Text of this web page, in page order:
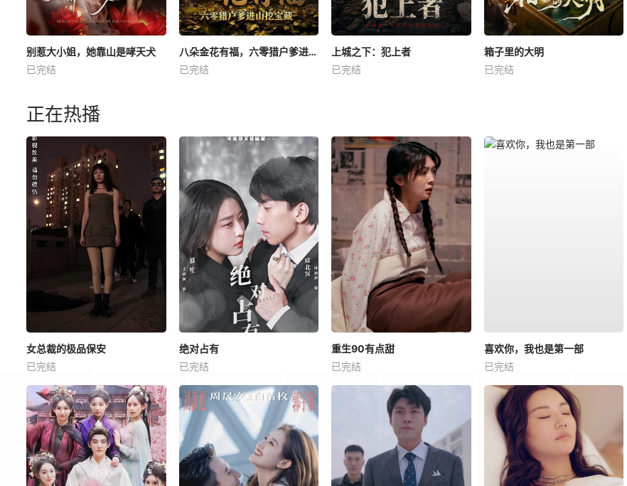
别惹大小姐，她靠山是哮天犬
已完结
八朵金花有福，六零猎户爹进山挖宝藏
已完结
上城之下：犯上者
已完结
箱子里的大明
已完结
正在热播
女总裁的极品保安
已完结
绝对占有
已完结
重生90有点甜
已完结
喜欢你，我也是第一部
已完结